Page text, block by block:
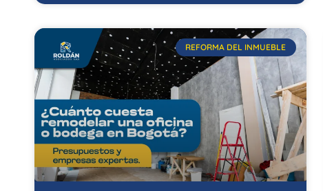
REFORMA DEL INMUEBLE